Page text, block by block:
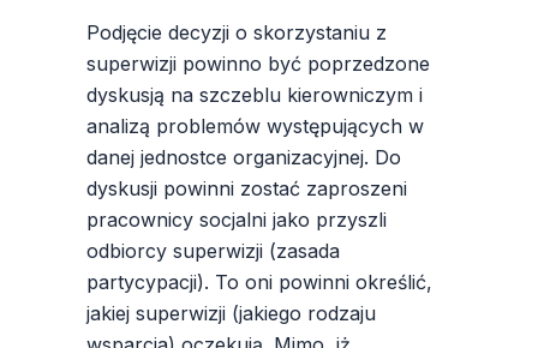
Podjęcie decyzji o skorzystaniu z
superwizji powinno być poprzedzone
dyskusją na szczeblu kierowniczym i
analizą problemów występujących w
danej jednostce organizacyjnej. Do
dyskusji powinni zostać zaproszeni
pracownicy socjalni jako przyszli
odbiorcy superwizji (zasada
partycypacji). To oni powinni określić,
jakiej superwizji (jakiego rodzaju